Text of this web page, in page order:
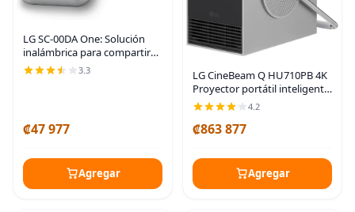
LG SC-00DA One: Solución
inalámbrica para compartir
pantalla compartida rápida
con conectividad USB 2.0 tipo
3.3
₡47 977
Agregar
LG CineBeam Q HU710PB 4K
Proyector portátil inteligente
con ajuste de pantalla
automático, enfoque
automático, láser RGB, hasta
4.2
₡863 877
Agregar